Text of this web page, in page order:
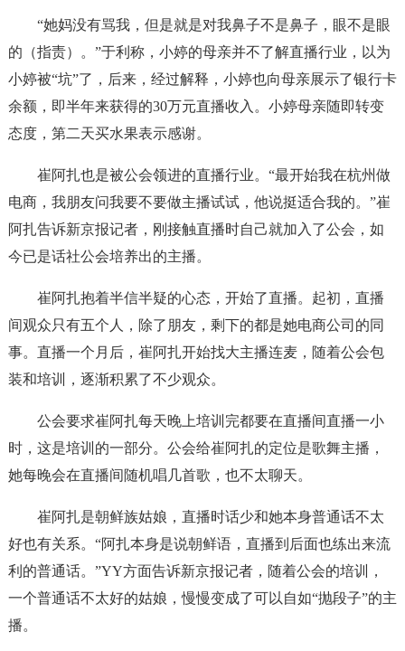
“她妈没有骂我，但是就是对我鼻子不是鼻子，眼不是眼
的（指责）。”于利称，小婷的母亲并不了解直播行业，以为
小婷被“坑”了，后来，经过解释，小婷也向母亲展示了银行卡
余额，即半年来获得的30万元直播收入。小婷母亲随即转变
态度，第二天买水果表示感谢。
崔阿扎也是被公会领进的直播行业。“最开始我在杭州做
电商，我朋友问我要不要做主播试试，他说挺适合我的。”崔
阿扎告诉新京报记者，刚接触直播时自己就加入了公会，如
今已是话社公会培养出的主播。
崔阿扎抱着半信半疑的心态，开始了直播。起初，直播
间观众只有五个人，除了朋友，剩下的都是她电商公司的同
事。直播一个月后，崔阿扎开始找大主播连麦，随着公会包
装和培训，逐渐积累了不少观众。
公会要求崔阿扎每天晚上培训完都要在直播间直播一小
时，这是培训的一部分。公会给崔阿扎的定位是歌舞主播，
她每晚会在直播间随机唱几首歌，也不太聊天。
崔阿扎是朝鲜族姑娘，直播时话少和她本身普通话不太
好也有关系。“阿扎本身是说朝鲜语，直播到后面也练出来流
利的普通话。”YY方面告诉新京报记者，随着公会的培训，
一个普通话不太好的姑娘，慢慢变成了可以自如“抛段子”的主
播。